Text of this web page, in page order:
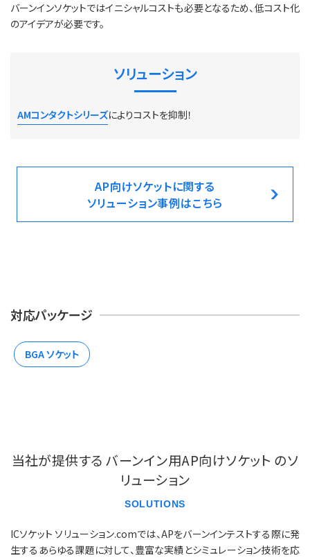
バーンインソケットではイニシャルコストも必要となるため、低コスト化
のアイデアが必要です。
ソリューション
AMコンタクトシリーズによりコストを抑制！
AP向けソケットに関する
ソリューション事例はこちら
対応パッケージ
BGA ソケット
当社が提供する バーンイン用AP向けソケット のソ
リューション
SOLUTIONS
ICソケット ソリューション.comでは、APをバーンインテストする際に発
生するあらゆる課題に対して、豊富な実績とシミュレーション技術を応